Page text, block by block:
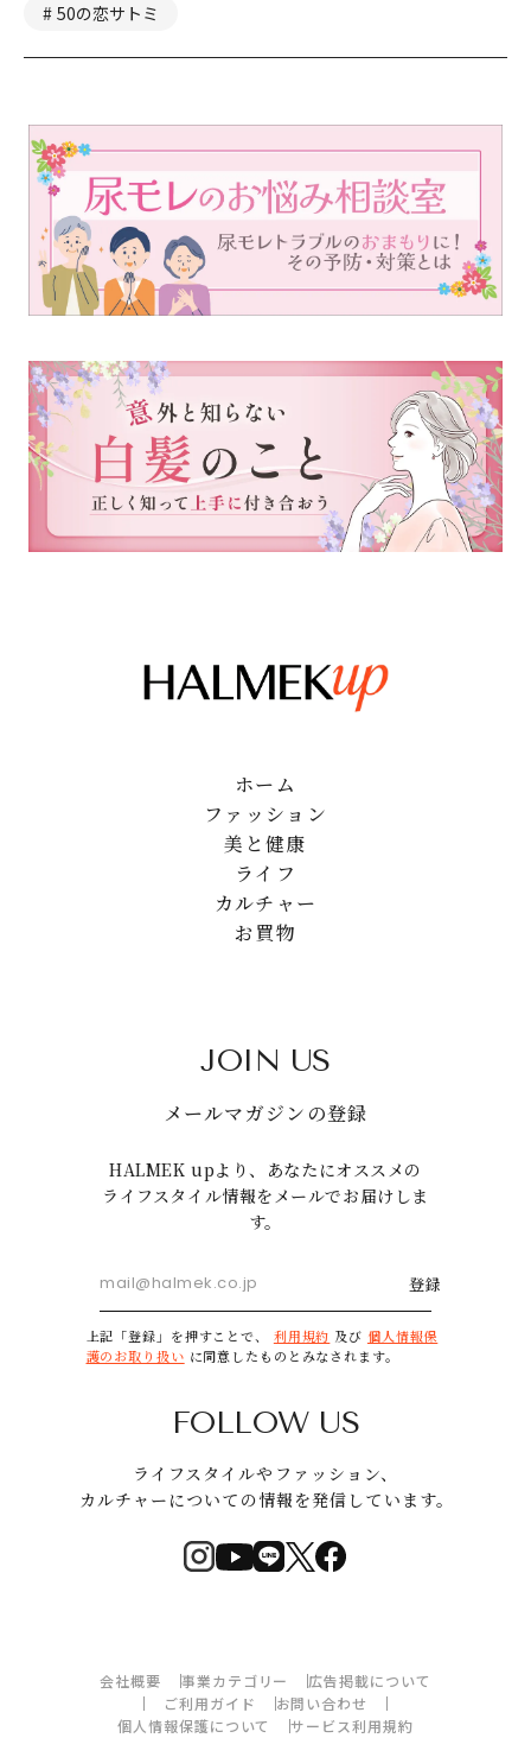
50の恋サトミ
ホーム
ファッション
美と健康
ライフ
カルチャー
お買物
JOIN US
メールマガジンの登録
HALMEK upより、あなたにオススメの
ライフスタイル情報をメールでお届けしま
す。
登録
上記「登録」を押すことで、 利用規約 及び 個人情報保
護のお取り扱い に同意したものとみなされます。
FOLLOW US
ライフスタイルやファッション、
カルチャーについての情報を発信しています。
会社概要 事業カテゴリー
広告掲載について
ご利用ガイド
お問い合わせ
個人情報保護について
サービス利用規約